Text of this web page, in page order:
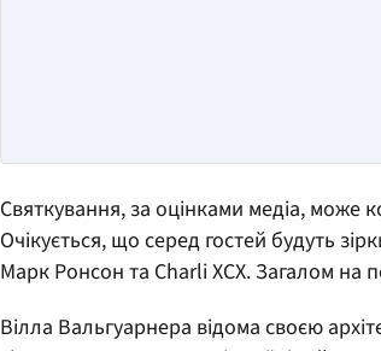
Святкування, за оцінками медіа, може
Очікується, що серед гостей будуть
Марк Ронсон та Charli XCX. Загалом
Вілла Вальгуарнера відома своєю